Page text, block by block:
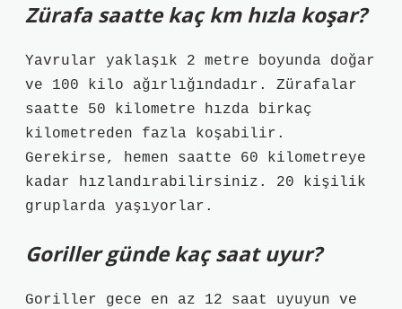
Zürafa saatte kaç km hızla koşar?
Yavrular yaklaşık 2 metre boyunda doğar
ve 100 kilo ağırlığındadır. Zürafalar
saatte 50 kilometre hızda birkaç
kilometreden fazla koşabilir.
Gerekirse, hemen saatte 60 kilometreye
kadar hızlandırabilirsiniz. 20 kişilik
gruplarda yaşıyorlar.
Goriller günde kaç saat uyur?
Goriller gece en az 12 saat uyuyun ve